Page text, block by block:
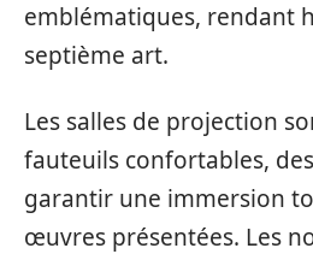
emblématiques, rendant
septième art.
Les salles de projection
fauteuils confortables,
garantir une immersion
œuvres présentées. Les